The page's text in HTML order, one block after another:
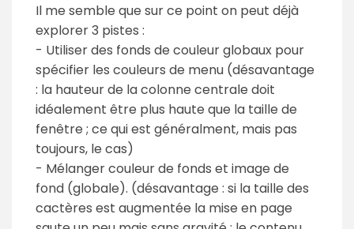
Il me semble que sur ce point on peut déjà
explorer 3 pistes :
- Utiliser des fonds de couleur globaux pour
spécifier les couleurs de menu (désavantage
: la hauteur de la colonne centrale doit
idéalement être plus haute que la taille de
fenêtre ; ce qui est généralment, mais pas
toujours, le cas)
- Mélanger couleur de fonds et image de
fond (globale). (désavantage : si la taille des
cactères est augmentée la mise en page